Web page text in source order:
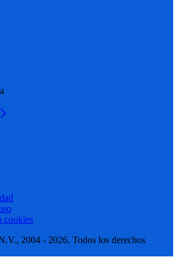
cookies
2004 - 2026. Todos los derechos